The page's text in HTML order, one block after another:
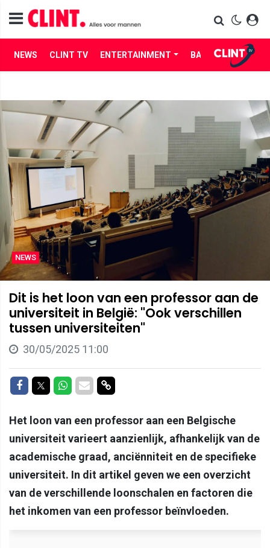
NEWS CLINT TV ENTERTAINMENT BABES LIFE
NEWS
Dit is het loon van een professor aan de
universiteit in België: "Ook verschillen
tussen universiteiten"
30/05/2025 11:00
Delen op Facebook
Delen op Twitter
Delen op Whatsapp
Delen via Mail
Delen via link
Het loon van een professor aan een Belgische
universiteit varieert aanzienlijk, afhankelijk van de
academische graad, anciënniteit en de specifieke
universiteit. In dit artikel geven we een overzicht
van de verschillende loonschalen en factoren die
het inkomen van een professor beïnvloeden.